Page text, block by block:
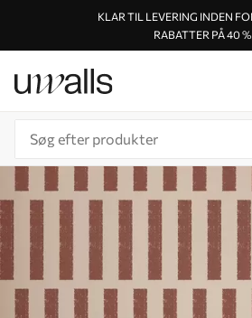
KLAR TIL LEVERING INDEN
RABATTER PÅ 40 %